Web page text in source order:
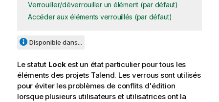
Verrouiller/déverrouiller un élément (par défaut)
Accéder aux éléments verrouillés (par défaut)
Disponible dans...
Le statut Lockest un état particulier pour tous les
éléments des projets Talend. Les verrous sont utilisés
pour éviter les problèmes de conflits d'édition
lorsque plusieurs utilisateurs et utilisatrices ont la